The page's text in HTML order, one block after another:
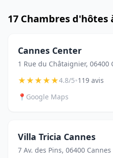
17 Chambres d'hôtes
Cannes Center
1 Rue du Châtaignier, 06400
★★★★★4.8/5•119 avis
📍 Google Maps
Villa Tricia Cannes
7 Av. des Pins, 06400 Cannes